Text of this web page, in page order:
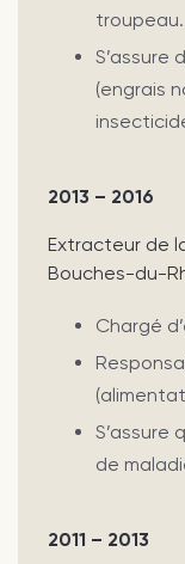
troupeau.
S’assure
(engrais
2013 – 2016
Extracteur de
Bouches-du-
Chargé
S’assure
de
2011 – 2013